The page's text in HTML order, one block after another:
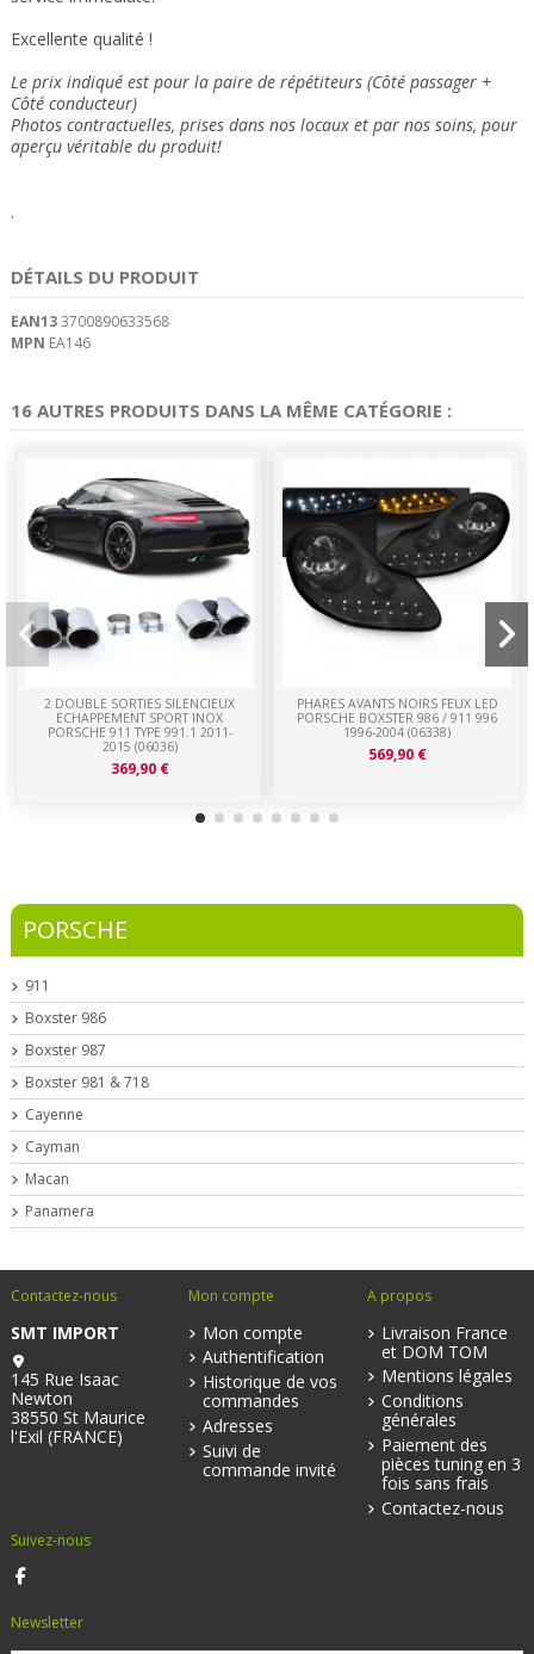
Excellente qualité !
Le prix indiqué est pour la paire de répétiteurs (Côté passager +
Côté conducteur)
Photos contractuelles, prises dans nos locaux et par nos soins, pour
aperçu véritable du produit!
.
DÉTAILS DU PRODUIT
EAN133700890633568
MPN EA146
16 AUTRES PRODUITS DANS LA MÊME CATÉGORIE :
2 DOUBLE SORTIES SILENCIEUX
ECHAPPEMENT SPORT INOX
PORSCHE 911 TYPE 991.1 2011-
2015 (06036)
369,90 €
PHARES AVANTS NOIRS FEUX LED
PORSCHE BOXSTER 986 / 911 996
1996-2004 (06338)
569,90 €
PORSCHE
911
Boxster 986
Boxster 987
Boxster 981 & 718
Cayenne
Cayman
Macan
Panamera
Contactez-nous
SMT IMPORT
145 Rue Isaac
Newton
38550 St Maurice
l'Exil (FRANCE)
Mon compte
Mon compte
Authentification
Historique de vos
commandes
Adresses
Suivi de
commande invité
A propos
Livraison France
et DOM TOM
Mentions légales
Conditions
générales
Paiement des
pièces tuning en 3
fois sans frais
Contactez-nous
Suivez-nous
Newsletter